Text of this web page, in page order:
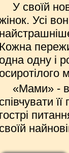
У своїй
Усі
Кожна
одна одну і
осиротілого
«Мами» -
співчувати
гострі
своїй